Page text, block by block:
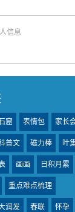
信息
窟 表情包 家长
普文 磁力棒 叶
画画 日积月累
重点难点梳理
润发 春联 怀孕